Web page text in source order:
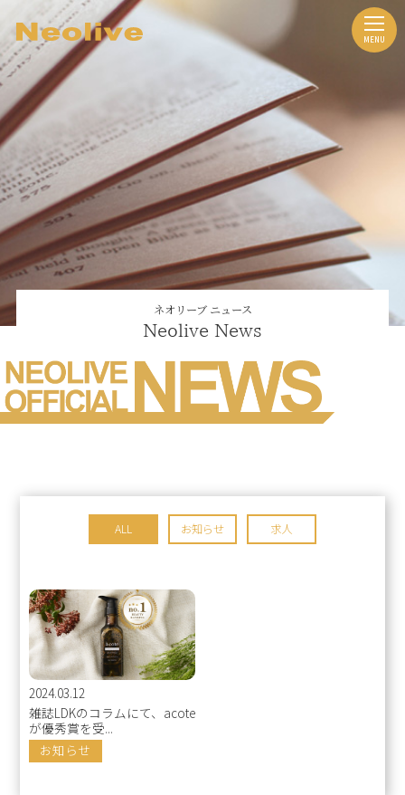
ネオリーブ ニュース
Neolive News
ALL お知らせ 求人
2024.03.12
雑誌LDKのコラムにて、acote
が優秀賞を受...
お知らせ